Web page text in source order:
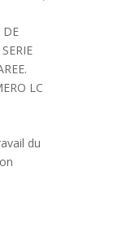
DE
LC
du